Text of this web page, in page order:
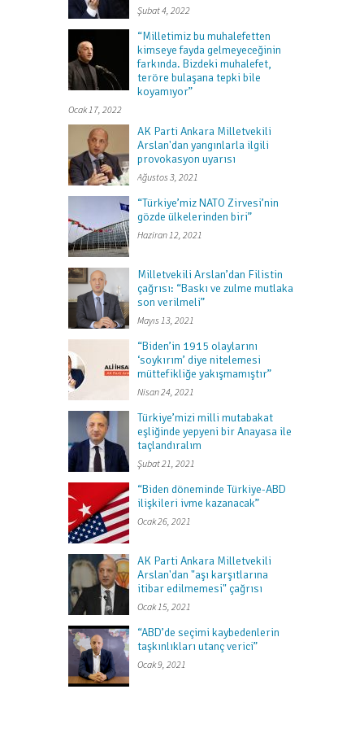
Şubat 4, 2022
“Milletimiz bu muhalefetten
kimseye fayda gelmeyeceğinin
farkında. Bizdeki muhalefet,
teröre bulaşana tepki bile
koyamıyor”
Ocak 17, 2022
AK Parti Ankara Milletvekili
Arslan'dan yangınlarla ilgili
provokasyon uyarısı
Ağustos 3, 2021
“Türkiye’miz NATO Zirvesi’nin
gözde ülkelerinden biri”
Haziran 12, 2021
Milletvekili Arslan’dan Filistin
çağrısı: “Baskı ve zulme mutlaka
son verilmeli”
Mayıs 13, 2021
“Biden’in 1915 olaylarını
‘soykırım’ diye nitelemesi
müttefikliğe yakışmamıştır”
Nisan 24, 2021
Türkiye’mizi milli mutabakat
eşliğinde yepyeni bir Anayasa ile
taçlandıralım
Şubat 21, 2021
“Biden döneminde Türkiye-ABD
ilişkileri ivme kazanacak”
Ocak 26, 2021
AK Parti Ankara Milletvekili
Arslan'dan "aşı karşıtlarına
itibar edilmemesi" çağrısı
Ocak 15, 2021
“ABD’de seçimi kaybedenlerin
taşkınlıkları utanç verici”
Ocak 9, 2021